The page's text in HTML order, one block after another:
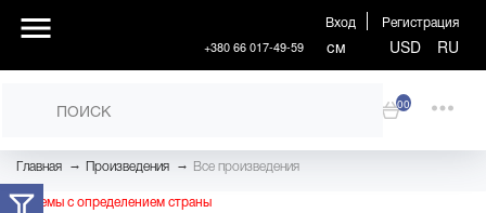
Вход Регистрация
+380 66 017-49-59 см USD RU
00
Главная → Произведения → Все произведения
Проблемы с определением страны